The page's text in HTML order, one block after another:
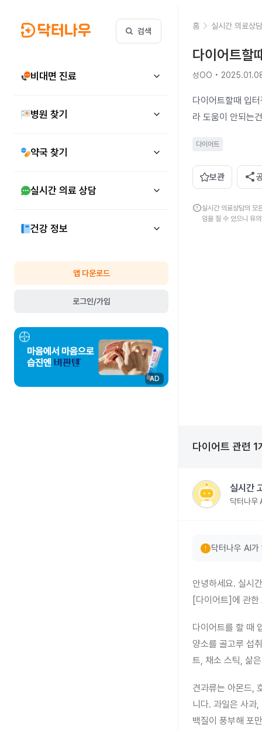
검색
비대면 진료
병원 찾기
약국 찾기
실시간 의료 상담
건강 정보
앱 다운로드
로그인/가입
AD
홈 실시간 의료상담
다이어트할
성OO •
다이어트할때 입
라 도움이 안되는
다이어트
보관 share
error실시간 의료상담의 모
임을 질 수 있으니 유
다이어트 관련 1
실시간
닥터나우
error닥터나우 AI
안녕하세요. 실시
[다이어트]에 관한
다이어트를 할 때
양소를 골고루 섭
트, 채소 스틱, 삶
견과류는 아몬드,
니다. 과일은 사과
백질이 풍부해 포